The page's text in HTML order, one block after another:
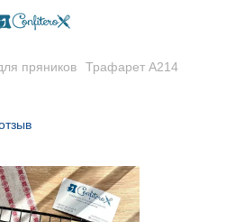
пряников Трафарет A214